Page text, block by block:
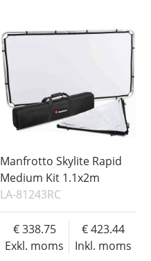
Manfrotto Skylite Rapid
Medium Kit 1.1x2m
LA-81243RC
Exkl. moms
338.75
Inkl. moms
423.44